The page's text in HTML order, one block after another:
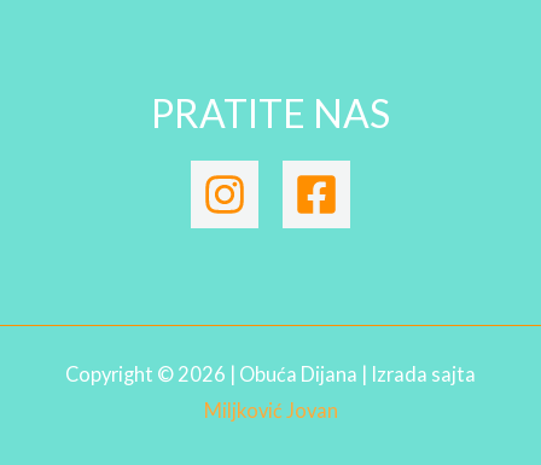
PRATITE NAS
Copyright © 2026 | Obuća Dijana | Izrada sajta
Miljković Jovan